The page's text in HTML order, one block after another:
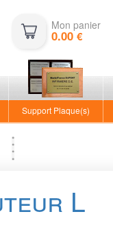
Mon panier
0.00€
Support Plaque(s)
L